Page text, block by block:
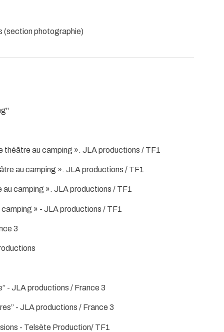
(section photographie)
théâtre au camping ». JLA productions / TF1
au camping ». JLA productions / TF1
au camping ». JLA productions / TF1
» - JLA productions / TF1
3
- JLA productions / France 3
- JLA productions / France 3
- Telsète Production/ TF1